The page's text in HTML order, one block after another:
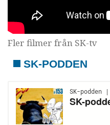
Fler filmer från SK-tv
SK-PODDEN